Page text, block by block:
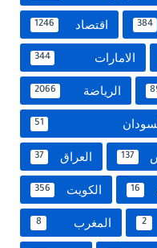
384 اقتصاد 1246
الامارات 344
الرياضة 2066
51
137 العراق 37
16 الكويت 356
2 المغرب 8